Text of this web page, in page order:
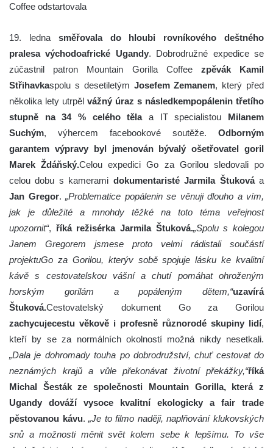
Coffee odstartovala
19. ledna směřovala do hloubi rovníkového deštného
pralesa východoafrické Ugandy. Dobrodružné expedice se
zúčastnil patron Mountain Gorilla Coffee zpěvák Kamil
Střihavkaspolu s desetiletým Josefem Zemanem, který před
několika lety utrpěl vážný úraz s následkempopálenin třetího
stupně na 34 % celého tělaa IT specialistou Milanem
Suchým, výhercem facebookové soutěže. Odborným
garantem výpravy byl jmenován bývalý ošetřovatel goril
Marek Ždáňský.Celou expedici Go za Gorilou sledovali po
celou dobu s kamerami dokumentaristé Jarmila Štukováa
Jan Gregor. „Problematice popálenin se věnuji dlouho a vím,
jak je důležité a mnohdy těžké na toto téma veřejnost
upozornit“, říká režisérka Jarmila Štuková.„Spolu s kolegou
Janem Gregorem jsmese proto velmi rádistali součástí
projektuGo za Gorilou, kterýv sobě spojuje lásku ke kvalitní
kávě s cestovatelskou vášní a chutí pomáhat ohroženým
horským gorilám a popáleným dětem,“uzavírá
Štuková.Cestovatelský dokument Go za Gorilou
zachycujecestu věkově i profesně různorodé skupiny lidí,
kteří by se za normálních okolností možná nikdy nesetkali.
„Dala je dohromady touha po dobrodružství, chuť cestovat do
neznámých krajů a vůle překonávat životní překážky,“říká
Michal Šesták ze společnosti Mountain Gorilla, která z
Ugandy dováží vysoce kvalitní ekologicky a fair trade
pěstovanou kávu.„Je to filmo naději, naplňování klukovských
snů a možnosti měnit svět kolem sebe k lepšímu. To vše